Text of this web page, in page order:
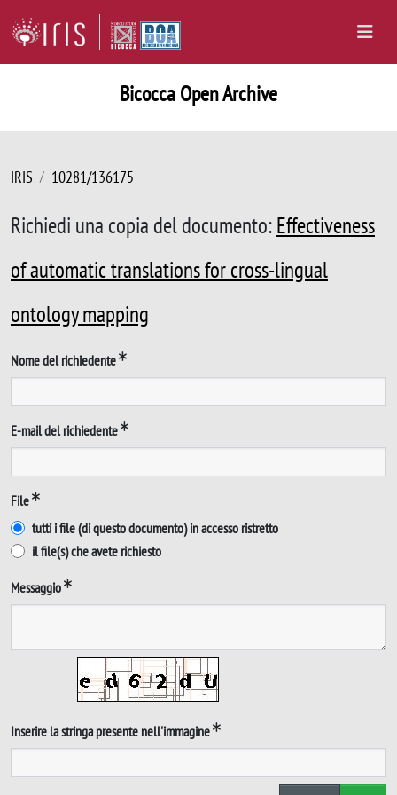
Bicocca Open Archive
IRIS 10281/136175
Richiedi una copia del documento:Effectiveness
of automatic translations for cross-lingual
ontology mapping
Nome del richiedente
E-mail del richiedente
File
tutti i file (di questo documento) in accesso ristretto
il file(s) che avete richiesto
Messaggio
Inserire la stringa presente nell'immagine